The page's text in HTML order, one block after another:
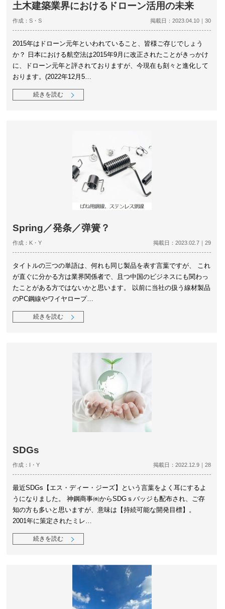
土木建築業界におけるドローン活用の未来
作成：S・S 掲載日：2023.04.10｜30
2015年はドローン元年といわれていること、皆様ご存じでしょう
か？ 日本における航空法は2015年9月に改正されたことがきっかけ
に、ドローン元年と評されておりますが、今現在も刻々と進化して
おります。(2022年12月5…
続きを読む
Spring／発条／弹簧？
作成：K・Y 掲載日：2023.02.7｜29
タイトルの三つの単語は、何れも同じ製品を表す言葉ですが、 これ
が直ぐに分かる方は業界関係者で、且つ中国のビジネスにも関わっ
たことがある方ではないかと思います。 以前に当社の扱う線材製品
のPC鋼線やワイヤロープ…
続きを読む
SDGs
作成：I・Y 掲載日：2022.12.9｜28
最近SDGs【エス・ディー・ジーズ】という言葉をよく耳にするよ
うになりました。 神鋼商事㈱からSDGｓバッジも配布され、ご存
知の方も多いと思いますが、意味は【持続可能な開発目標】。
2001年に策定されたミレ…
続きを読む